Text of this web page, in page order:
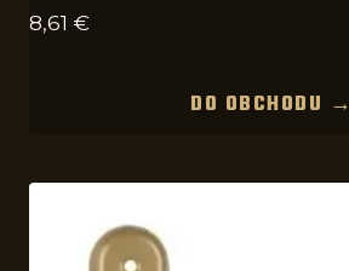
8,61 €
DO OBCHODU →